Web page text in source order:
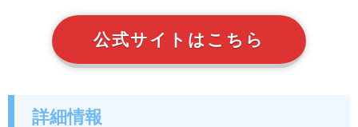
公式サイトはこちら
詳細情報